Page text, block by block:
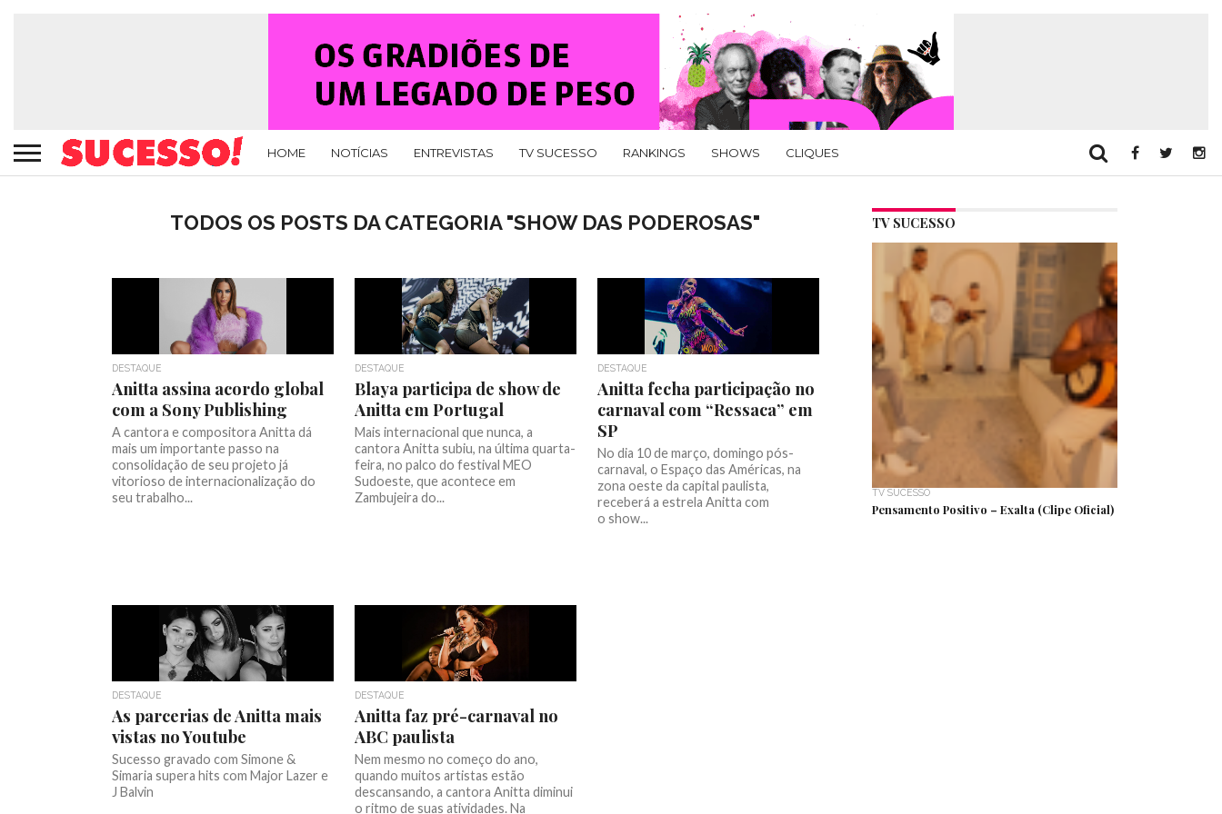
HOME NOTÍCIAS ENTREVISTAS TV SUCESSO RANKINGS SHOWS CLIQUES
TODOS OS POSTS DA CATEGORIA "SHOW DAS PODEROSAS"
DESTAQUE
Anitta assina acordo global
com a Sony Publishing
A cantora e compositora Anitta dá
mais um importante passo na
consolidação de seu projeto já
vitorioso de internacionalização do
seu trabalho...
DESTAQUE
Blaya participa de show de
Anitta em Portugal
Mais internacional que nunca, a
cantora Anitta subiu, na última quarta-
feira, no palco do festival MEO
Sudoeste, que acontece em
Zambujeira do...
DESTAQUE
Anitta fecha participação no
carnaval com “Ressaca” em
SP
No dia 10 de março, domingo pós-
carnaval, o Espaço das Américas, na
zona oeste da capital paulista,
receberá a estrela Anitta com
o show...
DESTAQUE
As parcerias de Anitta mais
vistas no Youtube
Sucesso gravado com Simone &
Simaria supera hits com Major Lazer e
J Balvin
DESTAQUE
Anitta faz pré-carnaval no
ABC paulista
Nem mesmo no começo do ano,
quando muitos artistas estão
descansando, a cantora Anitta diminui
o ritmo de suas atividades. Na
TV SUCESSO
TV SUCESSO
Pensamento Positivo – Exalta (Clipe Oficial)